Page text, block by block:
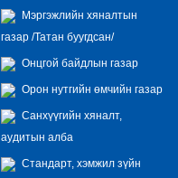
Мэргэжлийн хяналтын
газар /Татан буугдсан/
Онцгой байдлын газар
Орон нутгийн өмчийн газар
Санхүүгийн хяналт,
аудитын алба
Стандарт, хэмжил зүйн